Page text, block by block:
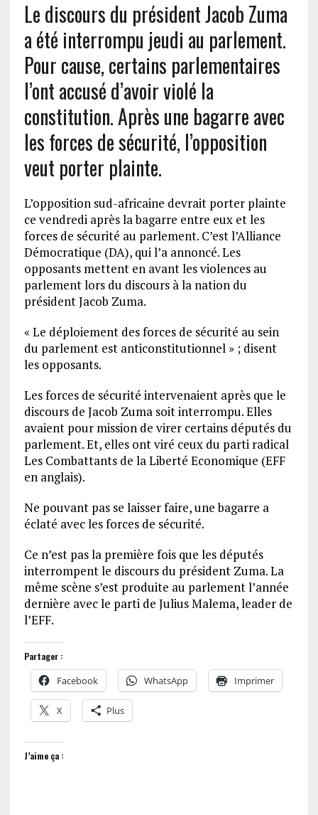
Le discours du président Jacob Zuma
a été interrompu jeudi au parlement.
Pour cause, certains parlementaires
l’ont accusé d’avoir violé la
constitution. Après une bagarre avec
les forces de sécurité, l’opposition
veut porter plainte.
L’opposition sud-africaine devrait porter plainte
ce vendredi après la bagarre entre eux et les
forces de sécurité au parlement. C’est l’Alliance
Démocratique (DA), qui l’a annoncé. Les
opposants mettent en avant les violences au
parlement lors du discours à la nation du
président Jacob Zuma.
« Le déploiement des forces de sécurité au sein
du parlement est anticonstitutionnel » ; disent
les opposants.
Les forces de sécurité intervenaient après que le
discours de Jacob Zuma soit interrompu. Elles
avaient pour mission de virer certains députés du
parlement. Et, elles ont viré ceux du parti radical
Les Combattants de la Liberté Economique (EFF
en anglais).
Ne pouvant pas se laisser faire, une bagarre a
éclaté avec les forces de sécurité.
Ce n’est pas la première fois que les députés
interrompent le discours du président Zuma. La
même scène s’est produite au parlement l’année
dernière avec le parti de Julius Malema, leader de
l’EFF.
Partager :
Facebook WhatsApp Imprimer
X Plus
J’aime ça :